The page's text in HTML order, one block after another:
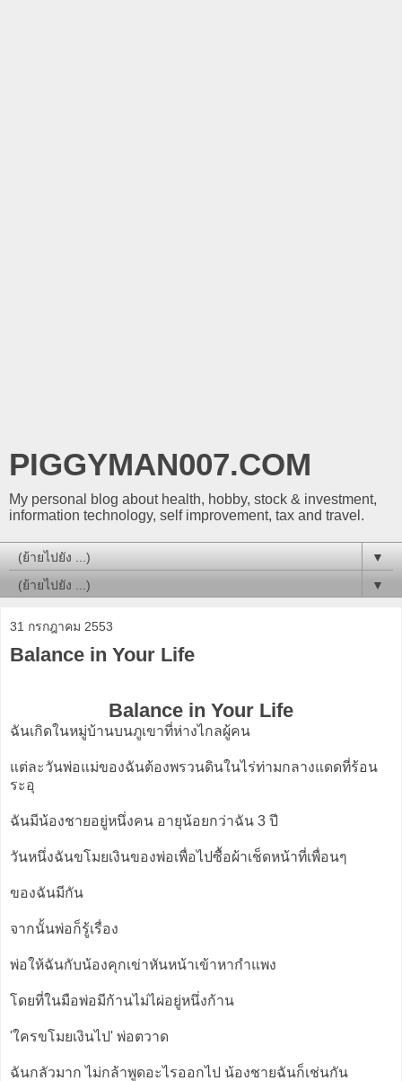
PIGGYMAN007.COM
My personal blog about health, hobby, stock & investment,
information technology, self improvement, tax and travel.
▼
▼
31 กรกฎาคม 2553
Balance in Your Life
Balance in Your Life
ฉันเกิดในหมู่บ้านบนภูเขาที่ห่างไกลผู้คน
แต่ละวันพ่อแม่ของฉันต้องพรวนดินในไร่ท่ามกลางแดดที่ร้อน
ระอุ
ฉันมีน้องชายอยู่หนึ่งคน อายุน้อยกว่าฉัน 3 ปี
วันหนึ่งฉันขโมยเงินของพ่อเพื่อไปซื้อผ้าเช็ดหน้าที่เพื่อนๆ
ของฉันมีกัน
จากนั้นพ่อก็รู้เรื่อง
พ่อให้ฉันกับน้องคุกเข่าหันหน้าเข้าหากำแพง
โดยที่ในมือพ่อมีก้านไม่ไผ่อยู่หนึ่งก้าน
'ใครขโมยเงินไป' พ่อตวาด
ฉันกลัวมาก ไม่กล้าพูดอะไรออกไป น้องชายฉันก็เช่นกัน